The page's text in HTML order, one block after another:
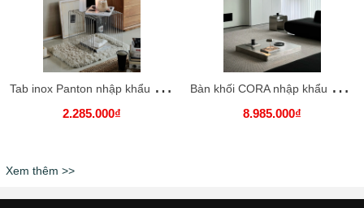
T
ab inox Panton nhập khẩu cao cấp / Panton Tab
2.285.000₫
B
àn khối CORA nhập khẩu cao cấp / CORA Table
8.985.000₫
Xem thêm >>